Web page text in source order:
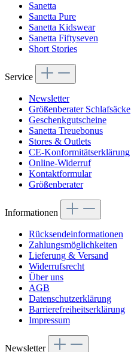
Sanetta
Sanetta Pure
Sanetta Kidswear
Sanetta Fiftyseven
Short Stories
Service
Newsletter
Größenberater Schlafsäcke
Geschenkgutscheine
Sanetta Treuebonus
Stores & Outlets
CE-Konformitätserklärung
Online-Widerruf
Kontaktformular
Größenberater
Informationen
Rücksendeinformationen
Zahlungsmöglichkeiten
Lieferung & Versand
Widerrufsrecht
Über uns
AGB
Datenschutzerklärung
Barrierefreiheitserklärung
Impressum
Newsletter